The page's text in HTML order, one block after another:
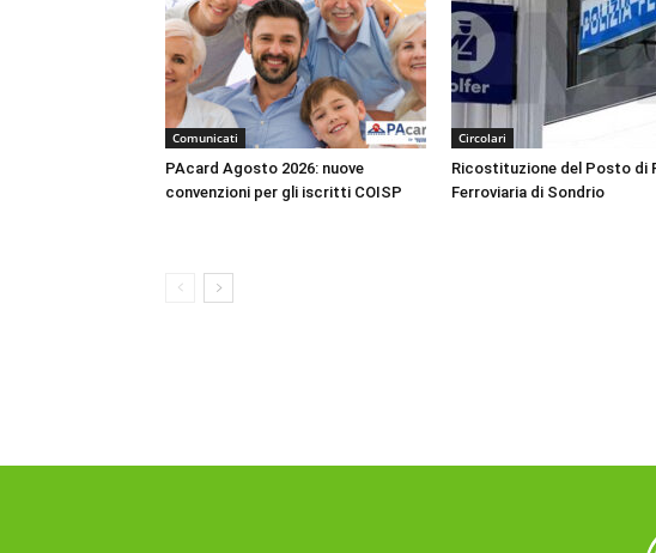
Comunicati
PAcard Agosto 2026: nuove
convenzioni per gli iscritti COISP
Circolari
Ricostituzione del Posto di
Ferroviaria di Sondrio